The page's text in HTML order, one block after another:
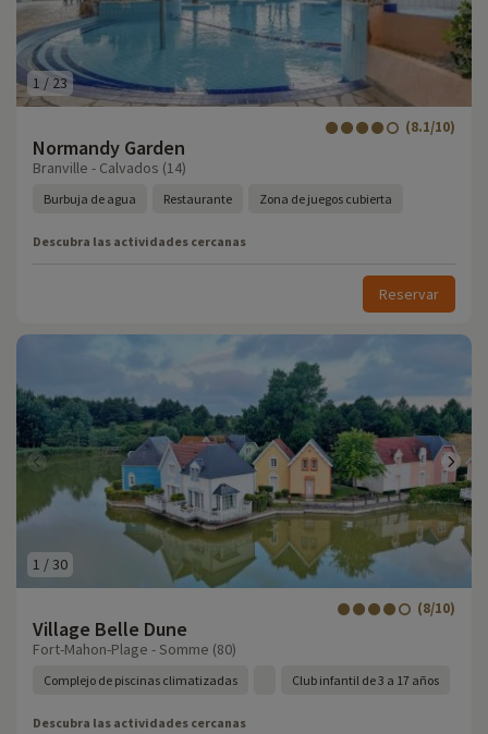
1 / 23
Normandy Garden
(8.1/10)
Branville - Calvados (14)
Burbuja de agua Restaurante Zona de juegos cubierta
Descubra las actividades cercanas
Reservar
1 /30
Village Belle Dune
(8/10)
Fort-Mahon-Plage - Somme (80)
Complejo de piscinas climatizadas Club infantil de 3 a 17 años
Descubra las actividades cercanas